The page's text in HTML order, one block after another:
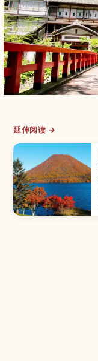
延伸阅读 →